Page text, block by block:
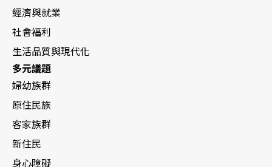
經濟與就業
社會福利
生活品質與現代化
多元議題
婦幼族群
原住民族
客家族群
新住民
身心障礙